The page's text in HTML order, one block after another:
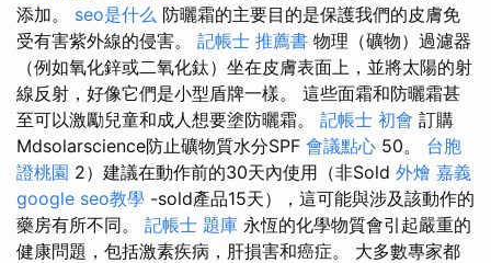
添加。 seo是什么 防曬霜的主要目的是保護我們的皮膚免
受有害紫外線的侵害。 記帳士 推薦書 物理（礦物）過濾器
（例如氧化鋅或二氧化鈦）坐在皮膚表面上，並將太陽的射
線反射，好像它們是小型盾牌一樣。 這些面霜和防曬霜甚
至可以激勵兒童和成人想要塗防曬霜。 記帳士 初會 訂購
Mdsolarscience防止礦物質水分SPF 會議點心 50。 台胞
證桃園 2）建議在動作前的30天內使用（非Sold 外燴 嘉義
google seo教學 -sold產品15天），這可能與涉及該動作的
藥房有所不同。 記帳士 題庫 永恆的化學物質會引起嚴重的
健康問題，包括激素疾病，肝損害和癌症。 大多數專家都